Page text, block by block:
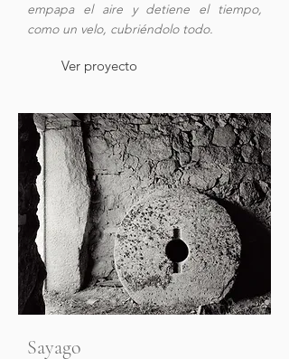
empapa el aire y detiene el tiempo,
como un velo, cubriéndolo todo.
Ver proyecto
Sayago